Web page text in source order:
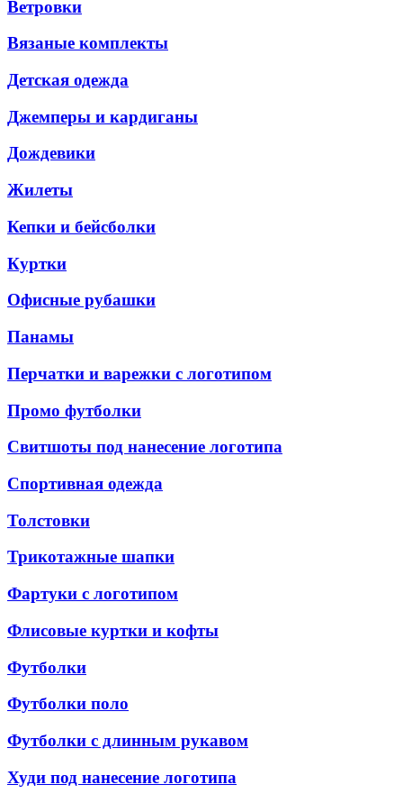
Ветровки
Вязаные комплекты
Детская одежда
Джемперы и кардиганы
Дождевики
Жилеты
Кепки и бейсболки
Куртки
Офисные рубашки
Панамы
Перчатки и варежки с логотипом
Промо футболки
Свитшоты под нанесение логотипа
Спортивная одежда
Толстовки
Трикотажные шапки
Фартуки с логотипом
Флисовые куртки и кофты
Футболки
Футболки поло
Футболки с длинным рукавом
Худи под нанесение логотипа